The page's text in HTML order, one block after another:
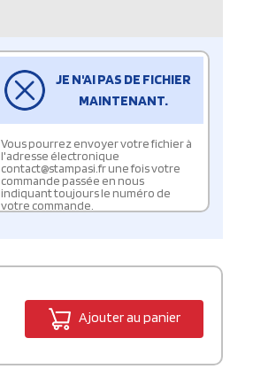
JE N'AI PAS DE FICHIER
MAINTENANT.
Vous pourrez envoyer votre fichier à
l'adresse électronique
contact@stampasi.fr une fois votre
commande passée en nous
indiquant toujours le numéro de
votre commande.
Ajouter au panier